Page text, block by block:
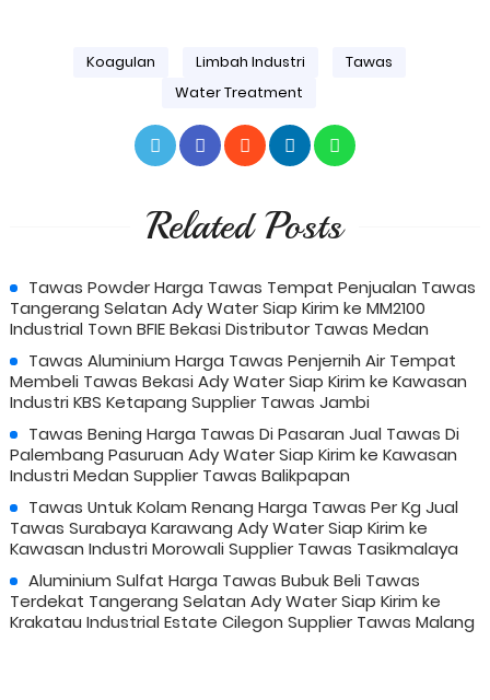
Koagulan Limbah Industri
Tawas
Water Treatment
Related Posts
Tawas Powder Harga Tawas Tempat Penjualan Tawas
Tangerang Selatan Ady Water Siap Kirim ke MM2100
Industrial Town BFIE Bekasi Distributor Tawas Medan
Tawas Aluminium Harga Tawas Penjernih Air Tempat
Membeli Tawas Bekasi Ady Water Siap Kirim ke Kawasan
Industri KBS Ketapang Supplier Tawas Jambi
Tawas Bening Harga Tawas Di Pasaran Jual Tawas Di
Palembang Pasuruan Ady Water Siap Kirim ke Kawasan
Industri Medan Supplier Tawas Balikpapan
Tawas Untuk Kolam Renang Harga Tawas Per Kg Jual
Tawas Surabaya Karawang Ady Water Siap Kirim ke
Kawasan Industri Morowali Supplier Tawas Tasikmalaya
Aluminium Sulfat Harga Tawas Bubuk Beli Tawas
Terdekat Tangerang Selatan Ady Water Siap Kirim ke
Krakatau Industrial Estate Cilegon Supplier Tawas Malang